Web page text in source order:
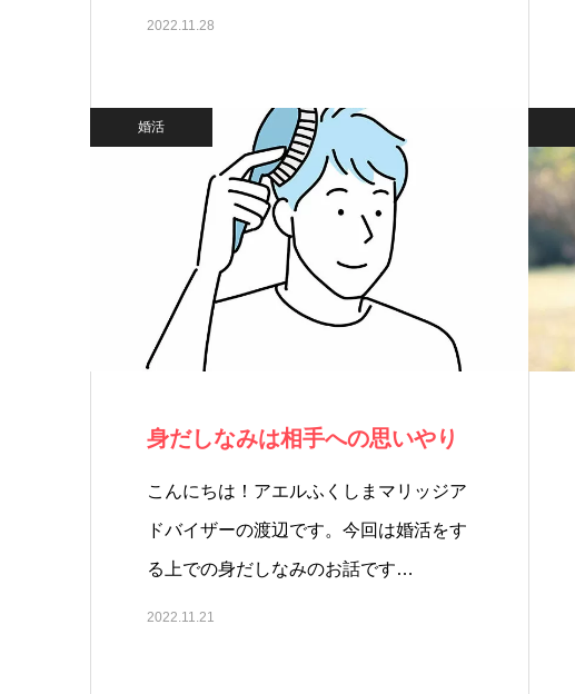
2022.11.28
婚活
身だしなみは相手への思いやり
こんにちは！アエルふくしまマリッジア
ドバイザーの渡辺です。今回は婚活をす
る上での身だしなみのお話です…
2022.11.21